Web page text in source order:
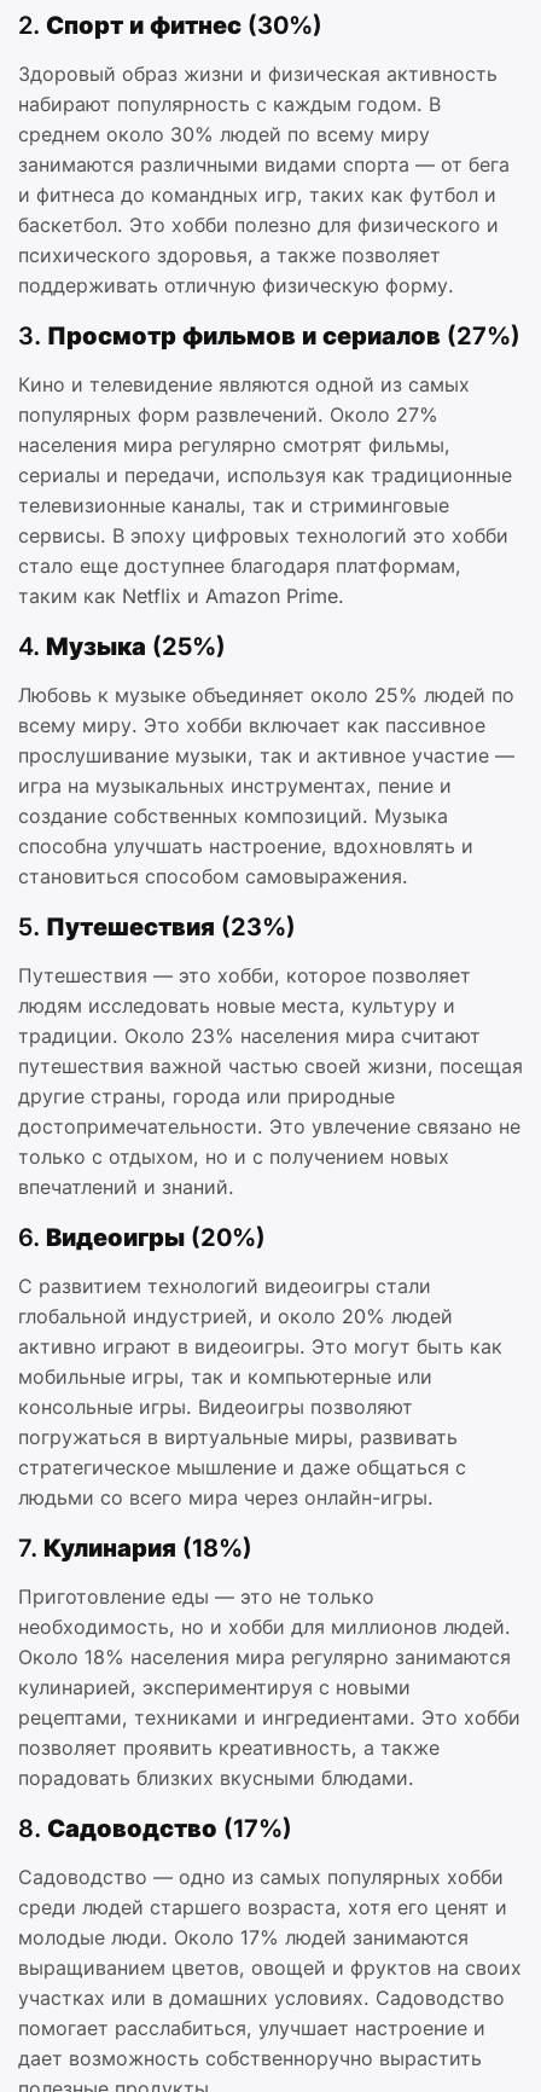
2. Спорт и фитнес (30%)
Здоровый образ жизни и физическая активность
набирают популярность с каждым годом. В
среднем около 30% людей по всему миру
занимаются различными видами спорта — от бега
и фитнеса до командных игр, таких как футбол и
баскетбол. Это хобби полезно для физического и
психического здоровья, а также позволяет
поддерживать отличную физическую форму.
3. Просмотр фильмов и сериалов (27%)
Кино и телевидение являются одной из самых
популярных форм развлечений. Около 27%
населения мира регулярно смотрят фильмы,
сериалы и передачи, используя как традиционные
телевизионные каналы, так и стриминговые
сервисы. В эпоху цифровых технологий это хобби
стало еще доступнее благодаря платформам,
таким как Netflix и Amazon Prime.
4. Музыка (25%)
Любовь к музыке объединяет около 25% людей по
всему миру. Это хобби включает как пассивное
прослушивание музыки, так и активное участие —
игра на музыкальных инструментах, пение и
создание собственных композиций. Музыка
способна улучшать настроение, вдохновлять и
становиться способом самовыражения.
5. Путешествия (23%)
Путешествия — это хобби, которое позволяет
людям исследовать новые места, культуру и
традиции. Около 23% населения мира считают
путешествия важной частью своей жизни, посещая
другие страны, города или природные
достопримечательности. Это увлечение связано не
только с отдыхом, но и с получением новых
впечатлений и знаний.
6. Видеоигры (20%)
С развитием технологий видеоигры стали
глобальной индустрией, и около 20% людей
активно играют в видеоигры. Это могут быть как
мобильные игры, так и компьютерные или
консольные игры. Видеоигры позволяют
погружаться в виртуальные миры, развивать
стратегическое мышление и даже общаться с
людьми со всего мира через онлайн-игры.
7. Кулинария (18%)
Приготовление еды — это не только
необходимость, но и хобби для миллионов людей.
Около 18% населения мира регулярно занимаются
кулинарией, экспериментируя с новыми
рецептами, техниками и ингредиентами. Это хобби
позволяет проявить креативность, а также
порадовать близких вкусными блюдами.
8. Садоводство (17%)
Садоводство — одно из самых популярных хобби
среди людей старшего возраста, хотя его ценят и
молодые люди. Около 17% людей занимаются
выращиванием цветов, овощей и фруктов на своих
участках или в домашних условиях. Садоводство
помогает расслабиться, улучшает настроение и
дает возможность собственноручно вырастить